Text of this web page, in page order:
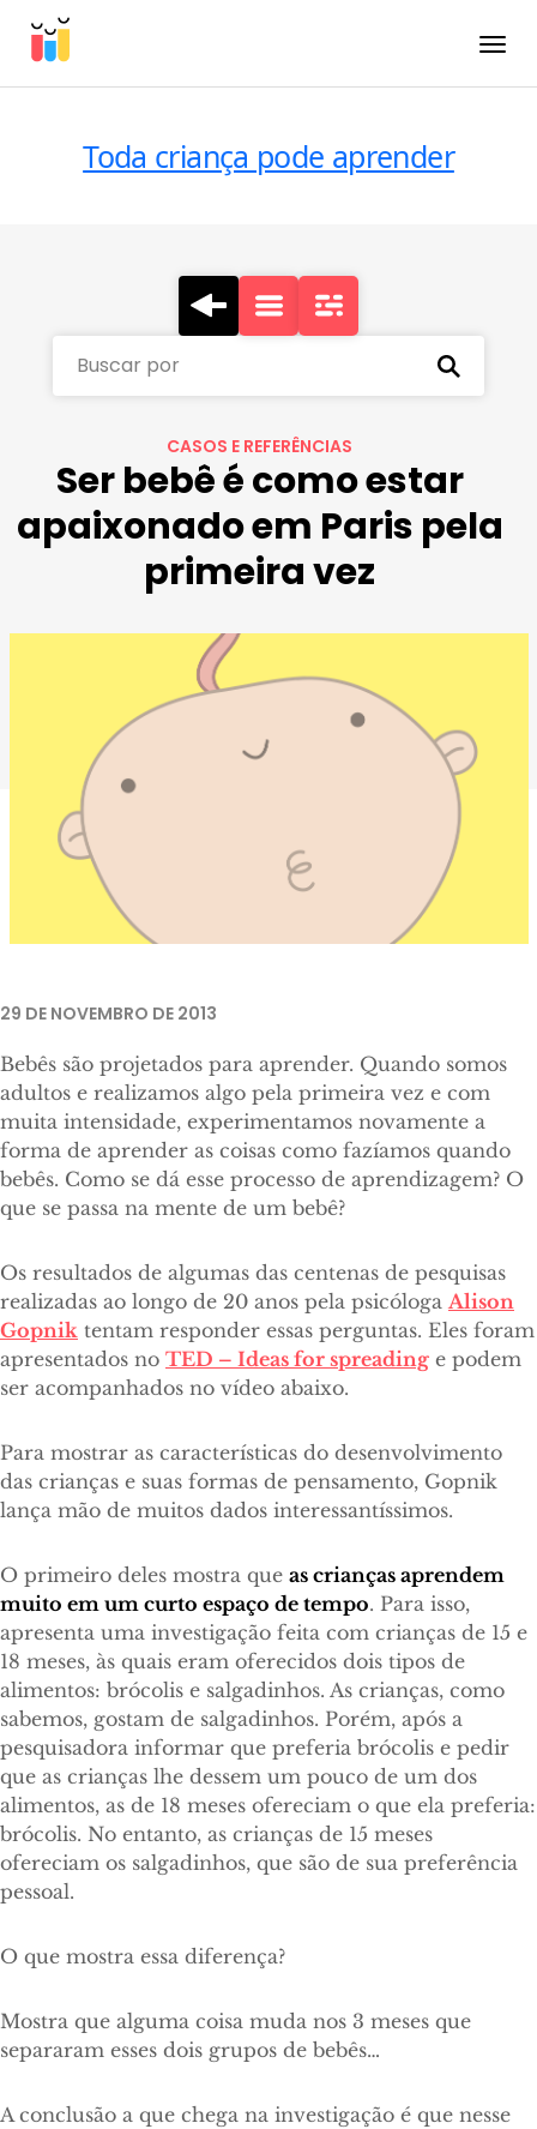
Toda criança pode aprender
Buscar por
CASOS E REFERÊNCIAS
Ser bebê é como estar
apaixonado em Paris pela
primeira vez
29 DE NOVEMBRO DE 2013
Bebês são projetados para aprender. Quando somos
adultos e realizamos algo pela primeira vez e com
muita intensidade, experimentamos novamente a
forma de aprender as coisas como fazíamos quando
bebês. Como se dá esse processo de aprendizagem? O
que se passa na mente de um bebê?
Os resultados de algumas das centenas de pesquisas
realizadas ao longo de 20 anos pela psicólogaAlison
Gopnik tentam responder essas perguntas. Eles foram
apresentados no TED – Ideas for spreading e podem
ser acompanhados no vídeo abaixo.
Para mostrar as características do desenvolvimento
das crianças e suas formas de pensamento, Gopnik
lança mão de muitos dados interessantíssimos.
O primeiro deles mostra que as crianças aprendem
muito em um curto espaço de tempo. Para isso,
apresenta uma investigação feita com crianças de 15 e
18 meses, às quais eram oferecidos dois tipos de
alimentos: brócolis e salgadinhos. As crianças, como
sabemos, gostam de salgadinhos. Porém, após a
pesquisadora informar que preferia brócolis e pedir
que as crianças lhe dessem um pouco de um dos
alimentos, as de 18 meses ofereciam o que ela preferia:
brócolis. No entanto, as crianças de 15 meses
ofereciam os salgadinhos, que são de sua preferência
pessoal.
O que mostra essa diferença?
Mostra que alguma coisa muda nos 3 meses que
separaram esses dois grupos de bebês…
A conclusão a que chega na investigação é que nesse